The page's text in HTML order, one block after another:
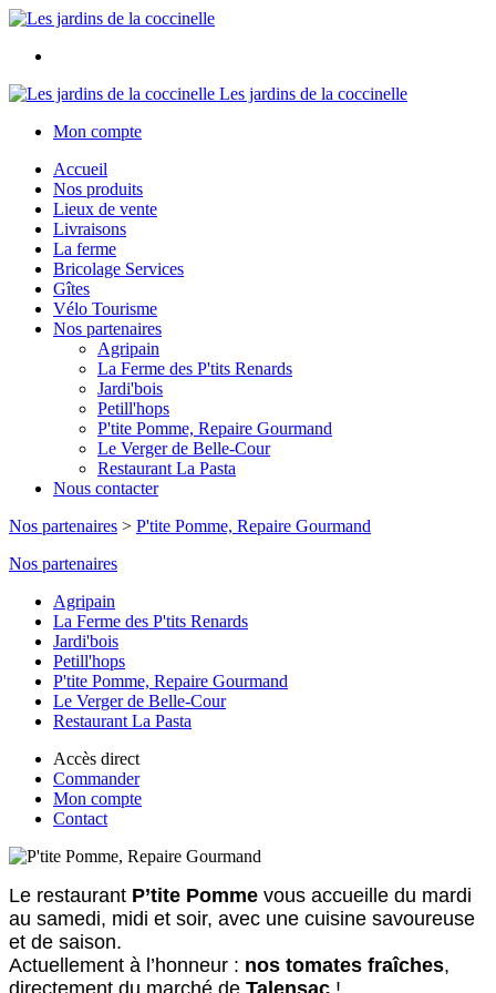
Les jardins de la coccinelle
Mon compte
Accueil
Nos produits
Lieux de vente
Livraisons
La ferme
Bricolage Services
Gîtes
Vélo Tourisme
Nos partenaires
Agripain
La Ferme des P'tits Renards
Jardi'bois
Petill'hops
P'tite Pomme, Repaire Gourmand
Le Verger de Belle-Cour
Restaurant La Pasta
Nous contacter
Nos partenaires > P'tite Pomme, Repaire Gourmand
Nos partenaires
Agripain
La Ferme des P'tits Renards
Jardi'bois
Petill'hops
P'tite Pomme, Repaire Gourmand
Le Verger de Belle-Cour
Restaurant La Pasta
Accès direct
Commander
Mon compte
Contact
Le restaurant P’tite Pomme vous accueille du mardi
au samedi, midi et soir, avec une cuisine savoureuse
et de saison.
Actuellement à l’honneur : nos tomates fraîches,
directement du marché de Talensac !